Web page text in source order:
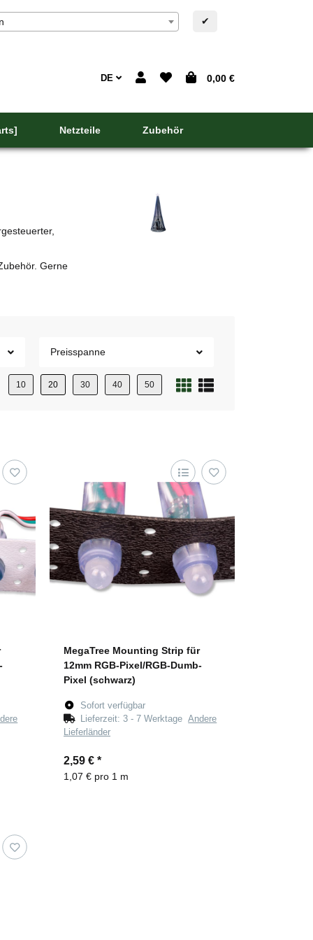
✔
DE 0,00 €
Netzteile Zubehör
Gerne
Preisspanne
10 20 30 40 50
MegaTree Mounting Strip für
12mm RGB-Pixel/RGB-Dumb-
Pixel (schwarz)
Sofort verfügbar
Lieferzeit:3 - 7 WerktageAndere
Lieferländer
2,59 € *
1,07 € pro 1 m